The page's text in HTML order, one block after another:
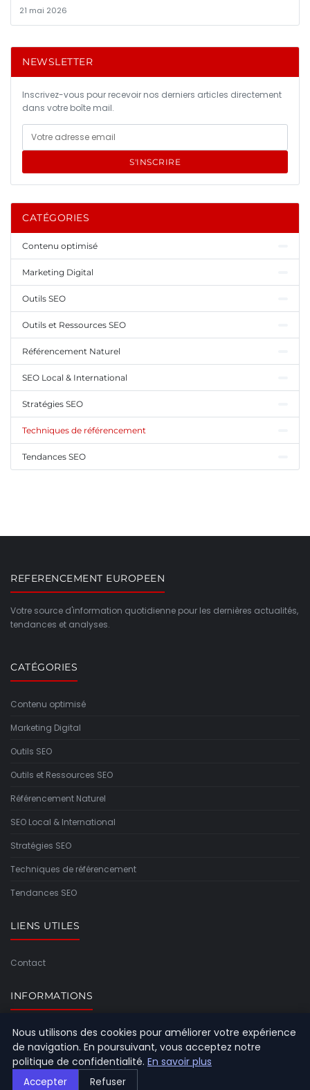
21 mai 2026
NEWSLETTER
Inscrivez-vous pour recevoir nos derniers articles directement
dans votre boîte mail.
S'INSCRIRE
CATÉGORIES
Contenu optimisé
Marketing Digital
Outils SEO
Outils et Ressources SEO
Référencement Naturel
SEO Local & International
Stratégies SEO
Techniques de référencement
Tendances SEO
REFERENCEMENT EUROPEEN
Votre source d'information quotidienne pour les dernières actualités,
tendances et analyses.
CATÉGORIES
Contenu optimisé
Marketing Digital
Outils SEO
Outils et Ressources SEO
Référencement Naturel
SEO Local & International
Stratégies SEO
Techniques de référencement
Tendances SEO
LIENS UTILES
Contact
INFORMATIONS
Plan du site
Nous utilisons des cookies pour améliorer votre expérience
de navigation. En poursuivant, vous acceptez notre
politique de confidentialité. En savoir plus
Accepter Refuser